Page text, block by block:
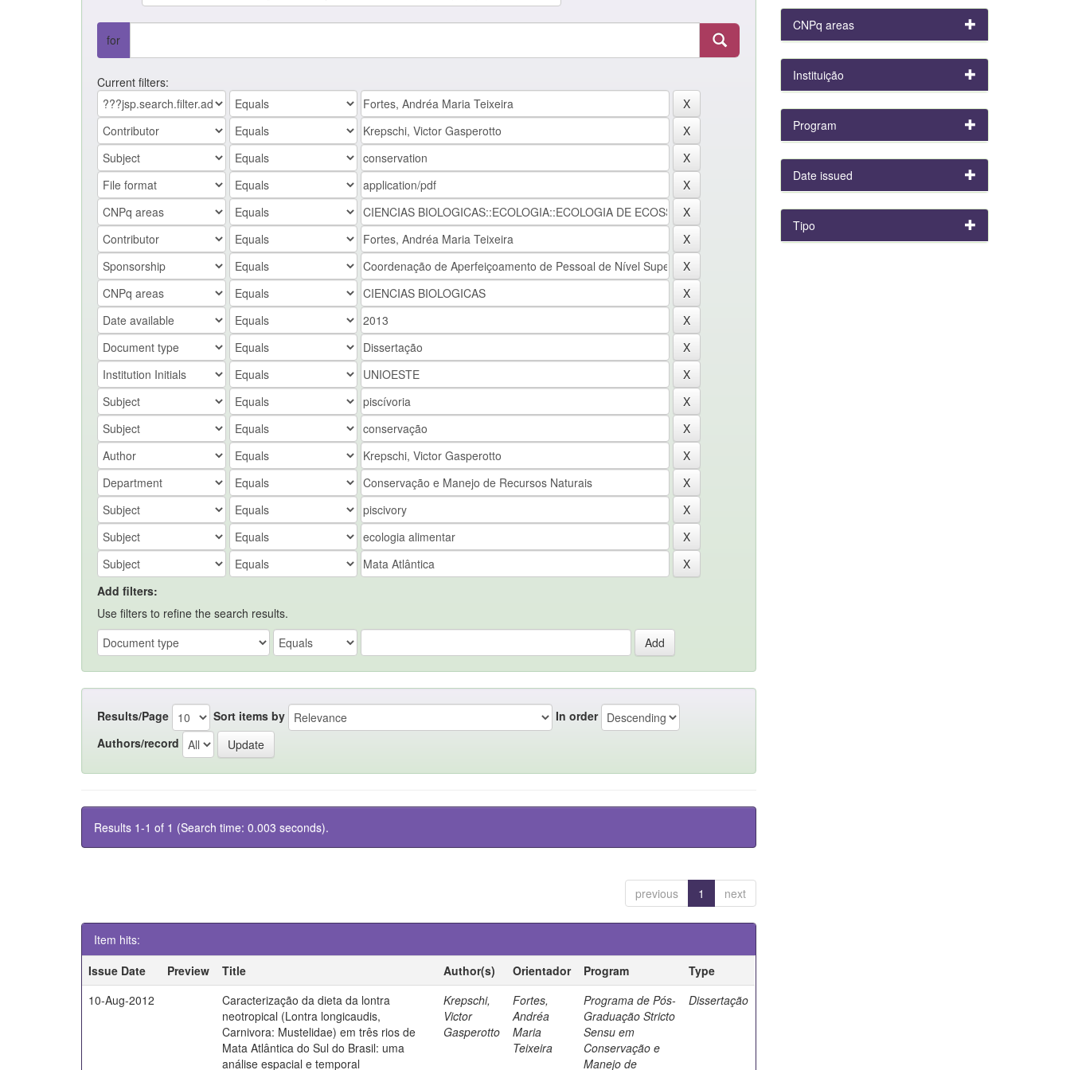
for
Current filters:
Add filters:
Use filters to refine the search results.
Results/Page Sort items by
In order
Authors/record
Results 1-1 of 1 (Search time: 0.003 seconds).
previous 1 next
Item hits:
Issue Date
Preview Title Author(s) Orientador Program
Type
10-Aug-2012
Caracterização da dieta da lontra
neotropical (Lontra longicaudis,
Carnivora: Mustelidae) em três rios de
Mata Atlântica do Sul do Brasil: uma
análise espacial e temporal
Krepschi,
Victor
Gasperotto
Fortes,
Andréa
Maria
Teixeira
Programa de Pós-
Graduação Stricto
Sensu em
Conservação e
Manejo de
Dissertação
CNPq areas
Instituição
Program
Date issued
Tipo